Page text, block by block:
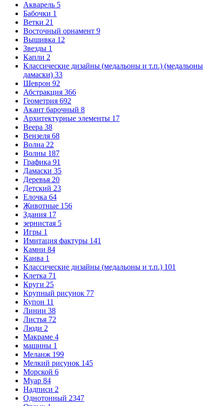
Акварель 5
Бабочки 1
Ветки 21
Восточный орнамент 9
Вышивка 12
Звезды 1
Капли 2
Классические дизайны (медальоны и т.п.) (медальоны
дамаски) 33
Шеврон 92
Абстракция 366
Геометрия 692
Акант барочный 8
Архитектурные элементы 17
Веера 38
Вензеля 68
Волна 22
Волны 187
Графика 91
Дамаски 35
Деревья 20
Детский 23
Елочка 64
Животные 156
Здания 17
зернистая 5
Игры 1
Имитация фактуры 141
Камни 84
Канва 1
Классические дизайны (медальоны и т.п.) 101
Клетка 71
Круги 25
Крупный рисунок 77
Купон 11
Линии 38
Листья 72
Люди 2
Макраме 4
машины 1
Меланж 199
Мелкий рисунок 145
Морской 6
Муар 84
Надписи 2
Однотонный 2347